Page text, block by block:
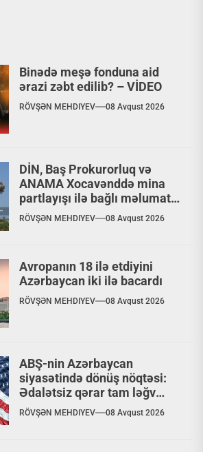
Binədə meşə fonduna aid
ərazi zəbt edilib? – VİDEO
RÖVŞƏN MEHDIYEV 08 Avqust 2026
DİN, Baş Prokurorluq və
ANAMA Xocavənddə mina
partlayışı ilə bağlı məlumat
yaydılar
RÖVŞƏN MEHDIYEV 08 Avqust 2026
Avropanın 18 ilə etdiyini
Azərbaycan iki ilə bacardı
RÖVŞƏN MEHDIYEV 08 Avqust 2026
ABŞ-nin Azərbaycan
siyasətində dönüş nöqtəsi:
Ədalətsiz qərar tam ləğv
ediləcəkmi?
RÖVŞƏN MEHDIYEV 08 Avqust 2026